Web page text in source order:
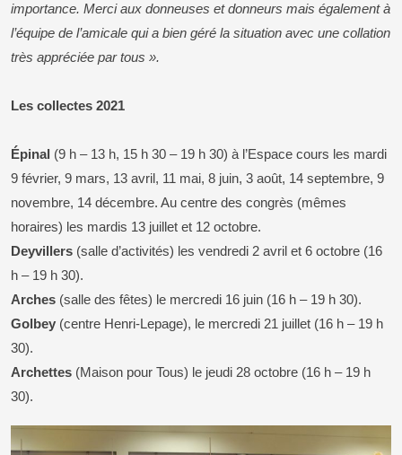
importance. Merci aux donneuses et donneurs mais également à
l’équipe de l’amicale qui a bien géré la situation avec une collation
très appréciée par tous ».
Les collectes 2021
Épinal (9 h – 13 h, 15 h 30 – 19 h 30) à l’Espace cours les mardi
9 février, 9 mars, 13 avril, 11 mai, 8 juin, 3 août, 14 septembre, 9
novembre, 14 décembre. Au centre des congrès (mêmes
horaires) les mardis 13 juillet et 12 octobre.
Deyvillers (salle d’activités) les vendredi 2 avril et 6 octobre (16
h – 19 h 30).
Arches (salle des fêtes) le mercredi 16 juin (16 h – 19 h 30).
Golbey (centre Henri-Lepage), le mercredi 21 juillet (16 h – 19 h
30).
Archettes (Maison pour Tous) le jeudi 28 octobre (16 h – 19 h
30).